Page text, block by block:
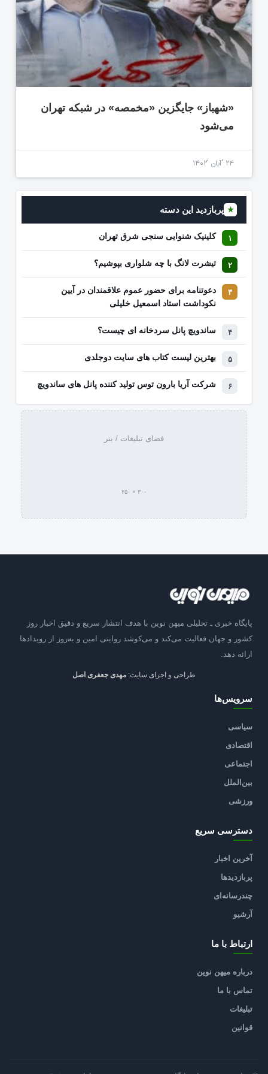
«شهباز» جایگزین «مخمصه» در شبکه تهران
می‌شود
۲۴ 'آبان '۱۴۰۲
★ پربازدید این دسته
کلینیک شنوایی سنجی شرق تهران
تیشرت لانگ با چه شلواری بپوشیم؟
دعوتنامه برای حضور عموم علاقمندان در آیین
نکوداشت استاد اسمعیل خلیلی
ساندویچ پانل سردخانه ای چیست؟
بهترین لیست کتاب‌ های سایت دوجلدی
شرکت آریا بارون توس تولید کننده پانل های ساندویچ
فضای تبلیغات / بنر
۳۰۰ × ۲۵۰
پایگاه خبری ـ تحلیلی میهن نوین با هدف انتشار سریع و دقیق اخبار روز
کشور و جهان فعالیت می‌کند و می‌کوشد روایتی امین و به‌روز از رویدادها
ارائه دهد.
طراحی و اجرای سایت: مهدی جعفری اصل
سرویس‌ها
سیاسی
اقتصادی
اجتماعی
بین‌الملل
ورزشی
دسترسی سریع
آخرین اخبار
پربازدیدها
چندرسانه‌ای
آرشیو
ارتباط با ما
درباره میهن نوین
تماس با ما
تبلیغات
قوانین